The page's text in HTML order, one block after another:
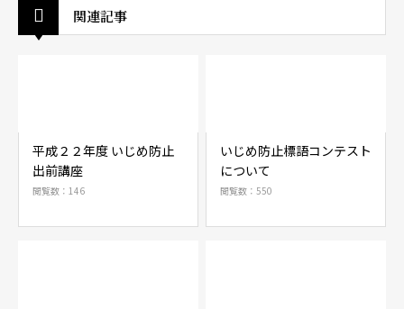
関連記事
平成２２年度 いじめ防止
出前講座
閲覧数：146
いじめ防止標語コンテスト
について
閲覧数：550